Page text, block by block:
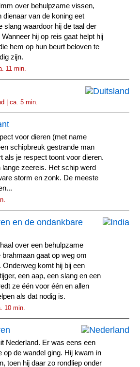
over behulpzame vissen,
dienaar van de koning eet
slang waardoor hij de taal der
hij op reis gaat helpt hij
hem op hun beurt beloven te
zijn.
11 min.
| ca. 5 min.
voor dieren (met name
schipbreuk gestrande man
als je respect toont voor dieren.
lange zeereis. Het schip werd
storm en zonk. De meeste
en de ondankbare
over een behulpzame
gaat op weg om
Onderweg komt hij bij een
een aap, een slang en een
ze één voor één en allen
als dat nodig is.
10 min.
Nederland. Er was eens een
op de wandel ging. Hij kwam in
toen hij daar zo rondliep onder